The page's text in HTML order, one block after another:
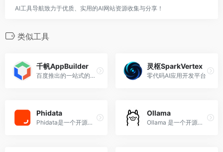
AI工具导航致力于优质、实用的AI网站资源收集与分享！
类似工具
千帆AppBuilder
百度推出的一站式的AI原生应用开发资源和工具平台，致力于实现人人都能开发自己的AI原生应用。
灵枢SparkVertex
零代码AI应用开发平台
Phidata
Phidata是一个开源框架，可以快速构建和部署AI智能体应用
Ollama
Ollama 是一个开源框架，用户可以使用Ollama在计算机本地创建语言模型。